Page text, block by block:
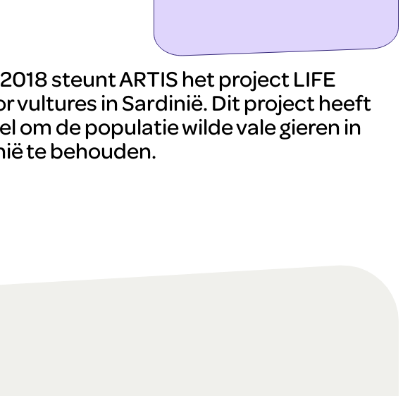
steunt ARTIS het project LIFE
vultures in Sardinië. Dit project heeft
om de populatie wilde vale gieren in
te behouden.